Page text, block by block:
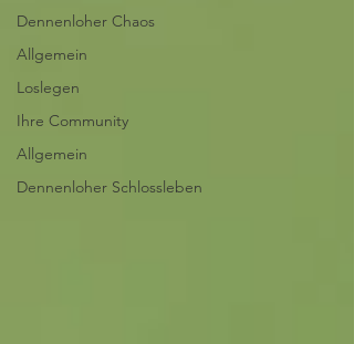
Dennenloher Chaos
Allgemein
Loslegen
Ihre Community
Allgemein
Dennenloher Schlossleben